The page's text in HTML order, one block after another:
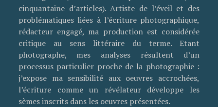
cinquantaine d’articles). Artiste de l’éveil et des
problématiques liées à l’écriture photographique,
rédacteur engagé, ma production est considérée
critique au sens littéraire du terme. Etant
photographe, mes analyses résultent d’un
processus particulier proche de la photographie :
j’expose ma sensibilité aux oeuvres accrochées,
l’écriture comme un révélateur développe les
sèmes inscrits dans les oeuvres présentées.